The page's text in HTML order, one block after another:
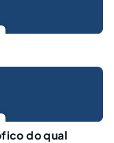
do qual